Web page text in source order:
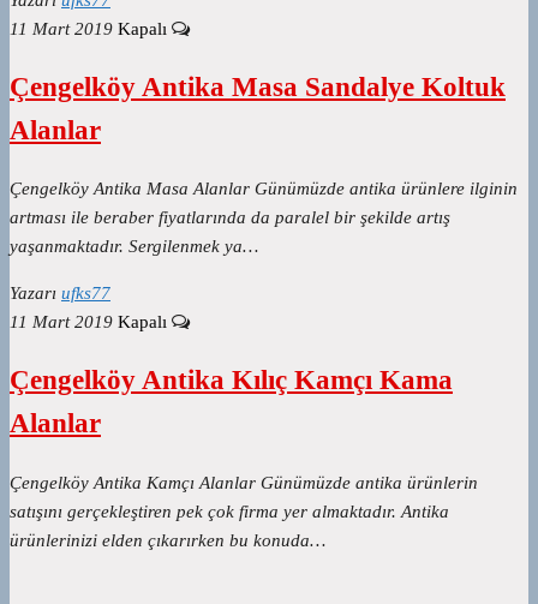
11 Mart 2019 Kapalı
Çengelköy Antika Masa Sandalye Koltuk
Alanlar
Çengelköy Antika Masa Alanlar Günümüzde antika ürünlere ilginin
artması ile beraber fiyatlarında da paralel bir şekilde artış
yaşanmaktadır. Sergilenmek ya…
Yazarı ufks77
11 Mart 2019 Kapalı
Çengelköy Antika Kılıç Kamçı Kama
Alanlar
Çengelköy Antika Kamçı Alanlar Günümüzde antika ürünlerin
satışını gerçekleştiren pek çok firma yer almaktadır. Antika
ürünlerinizi elden çıkarırken bu konuda…